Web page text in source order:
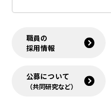
職員の
採用情報
公募について
（共同研究など）